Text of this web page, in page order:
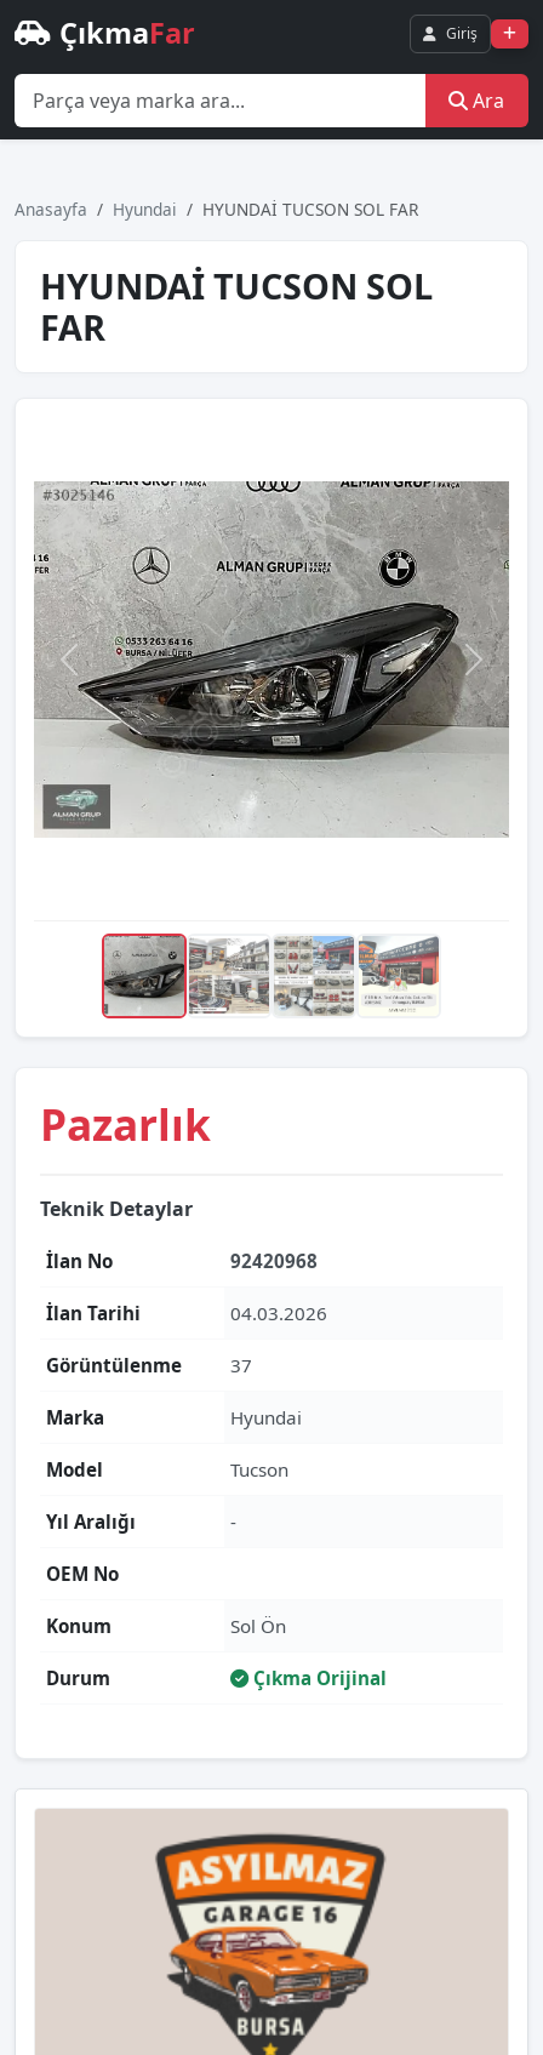
ÇıkmaFar Giriş
Ara
Anasayfa Hyundai HYUNDAİ TUCSON SOL FAR
HYUNDAİ TUCSON SOL
FAR
Pazarlık
Teknik Detaylar
İlan No 92420968
İlan Tarihi 04.03.2026
Görüntülenme 37
Marka Hyundai
Model Tucson
Yıl Aralığı -
OEM No
Konum Sol Ön
Durum Çıkma Orijinal